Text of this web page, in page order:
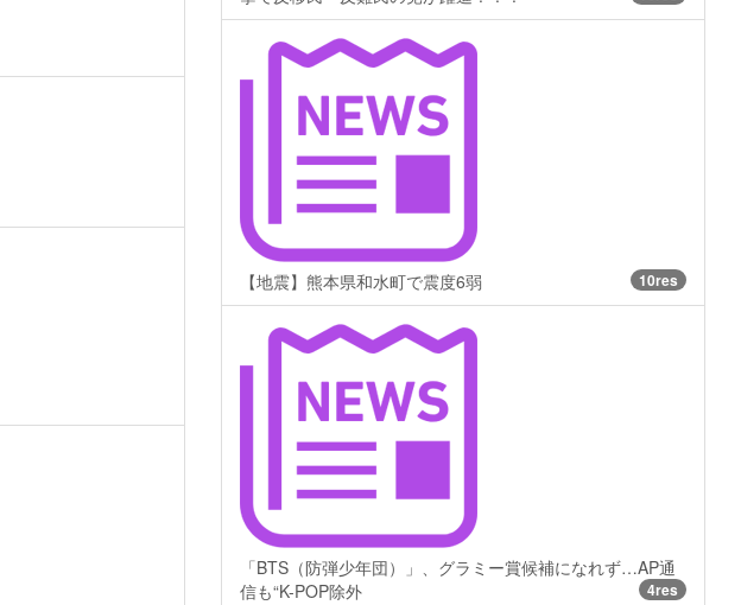
【地震】熊本県和水町で震度6弱 10res
「BTS（防弾少年団）」、グラミー賞候補になれず…AP通
信も“K-POP除外
4res